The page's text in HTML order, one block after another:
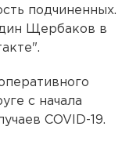
подчиненных.
Щербаков в
с начала
COVID-19.